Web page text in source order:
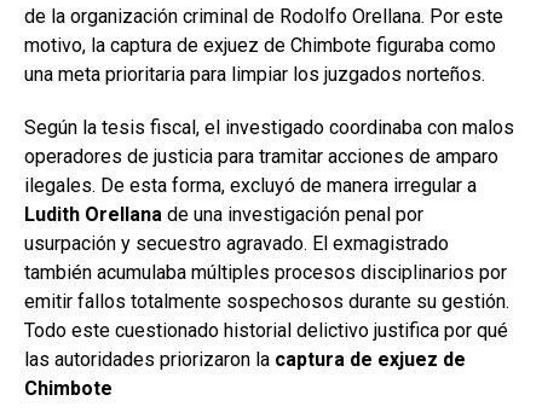
de la organización criminal de Rodolfo Orellana. Por este
motivo, la captura de exjuez de Chimbote figuraba como
una meta prioritaria para limpiar los juzgados norteños.
Según la tesis fiscal, el investigado coordinaba con malos
operadores de justicia para tramitar acciones de amparo
ilegales. De esta forma, excluyó de manera irregular a
Ludith Orellana de una investigación penal por
usurpación y secuestro agravado. El exmagistrado
también acumulaba múltiples procesos disciplinarios por
emitir fallos totalmente sospechosos durante su gestión.
Todo este cuestionado historial delictivo justifica por qué
las autoridades priorizaron la captura de exjuez de
Chimbote